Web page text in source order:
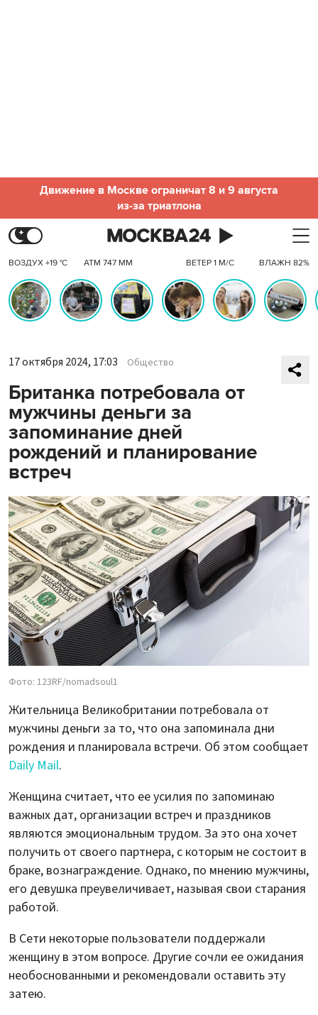
Движение в Москве ограничат 8 и 9 августа
из-за триатлона
ВОЗДУХ +19 °C АТМ 747 ММ ВЕТЕР 1 М/С ВЛАЖН 82%
17 октября 2024, 17:03 Общество
Британка потребовала от
мужчины деньги за
запоминание дней
рождений и планирование
встреч
Фото: 123RF/nomadsoul1
Жительница Великобритании потребовала от
мужчины деньги за то, что она запоминала дни
рождения и планировала встречи. Об этом сообщает
Daily Mail.
Женщина считает, что ее усилия по запоминаю
важных дат, организации встреч и праздников
являются эмоциональным трудом. За это она хочет
получить от своего партнера, с которым не состоит в
браке, вознаграждение. Однако, по мнению мужчины,
его девушка преувеличивает, называя свои старания
работой.
В Сети некоторые пользователи поддержали
женщину в этом вопросе. Другие сочли ее ожидания
необоснованными и рекомендовали оставить эту
затею.